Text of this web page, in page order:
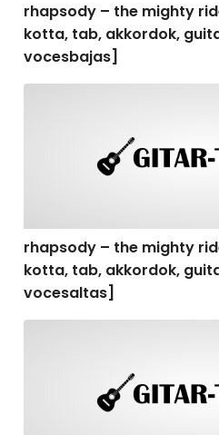
rhapsody – the mighty
kotta, tab, akkordok,
vocesbajas]
rhapsody – the mighty
kotta, tab, akkordok,
vocesaltas]